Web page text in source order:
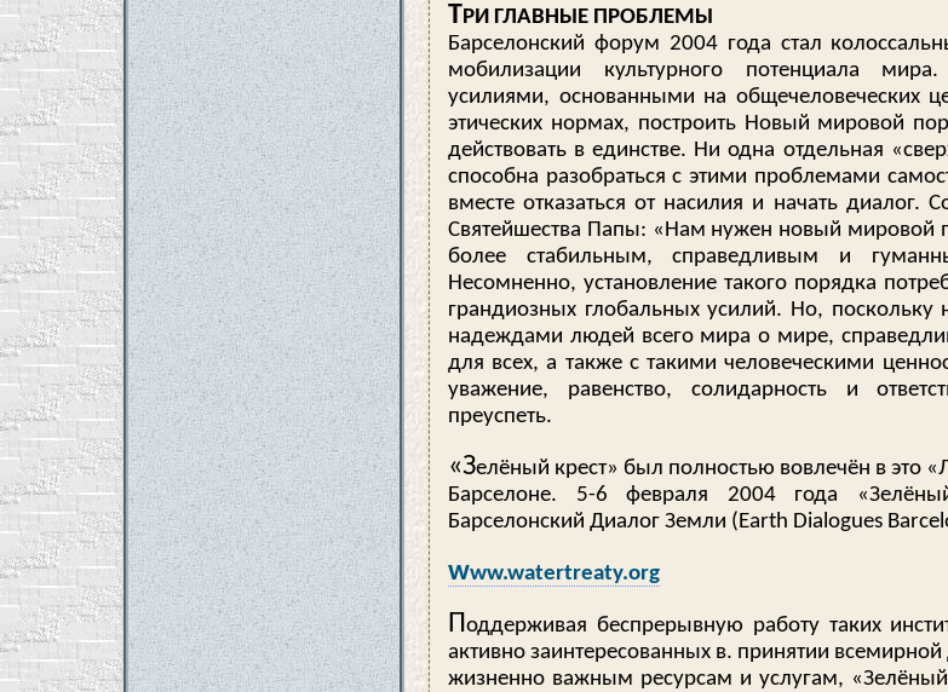
ТРИ ГЛАВНЫЕ ПРОБЛЕМЫ
Барселонский форум 2004 года стал
мобилизации культурного потенциала
усилиями, основанными на общечеловеческих
этических нормах, построить Новый мировой
действовать в единстве. Ни одна отдельная
способна разобраться с этими проблемами
вместе отказаться от насилия и начать диалог.
Святейшества Папы: «Нам нужен новый мировой
более стабильным, справедливым и
Несомненно, установление такого порядка
грандиозных глобальных усилий. Но,
надеждами людей всего мира о мире,
для всех, а также с такими человеческими
уважение, равенство, солидарность и
преуспеть.
«Зелёный крест» был полностью вовлечён в это
Барселоне. 5-6 февраля 2004 года
Барселонский Диалог Земли (Earth Dialogues
www.watertreaty.org
П оддерживая беспрерывную работу таких
активно заинтересованных в. принятии
жизненно важным ресурсам и услугам,